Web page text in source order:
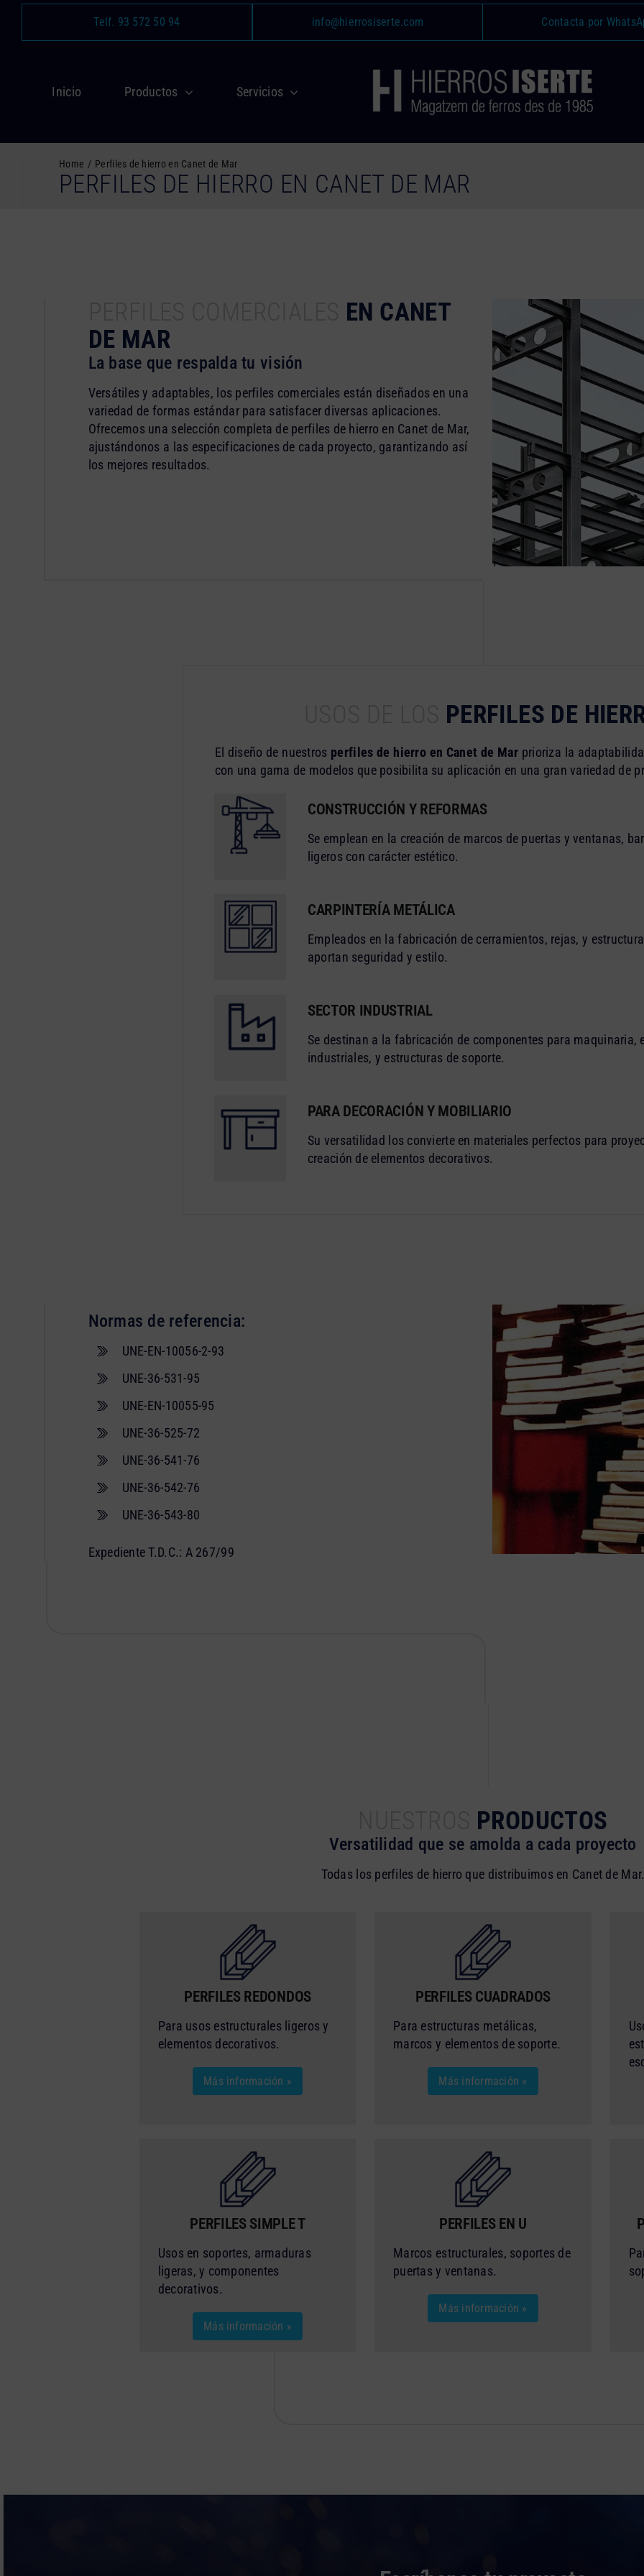
Saltar
contenido
Telf. 93 572 50 94 info@hierrosiserte.com Contacta por
Inicio Productos Servicios
Home Perfiles de hierro en Canet de Mar
PERFILES DE HIERRO EN CANET DE MAR
EN CANET
DE MAR
La base que respalda tu visión
Versátiles y adaptables, los perfiles comerciales están diseñados en una
variedad de formas estándar para satisfacer diversas aplicaciones.
Ofrecemos una selección completa de perfiles de hierro en Canet de Mar,
ajustándonos a las especificaciones de cada proyecto, garantizando así
los mejores resultados.
PERFILES DE
El diseño de nuestros perfiles de hierro en Canet de Mar prioriza la
con una gama de modelos que posibilita su aplicación en una gran variedad de
CONSTRUCCIÓN Y REFORMAS
Se emplean en la creación de marcos de puertas y ventanas,
ligeros con carácter estético.
CARPINTERÍA METÁLICA
Empleados en la fabricación de cerramientos, rejas, y
aportan seguridad y estilo.
SECTOR INDUSTRIAL
Se destinan a la fabricación de componentes para maquinaria,
industriales, y estructuras de soporte.
PARA DECORACIÓN Y MOBILIARIO
Su versatilidad los convierte en materiales perfectos para
creación de elementos decorativos.
Normas de referencia:
UNE-EN-10056-2-93
UNE-36-531-95
UNE-EN-10055-95
UNE-36-525-72
UNE-36-541-76
UNE-36-542-76
UNE-36-543-80
Expediente T.D.C.: A 267/99
PRODUCTOS
Versatilidad que se amolda a cada proyecto
Todas los perfiles de hierro que distribuimos en Canet de
PERFILES REDONDOS
Para usos estructurales ligeros y
elementos decorativos.
Más información »
PERFILES CUADRADOS
Para estructuras metálicas,
marcos y elementos de soporte.
Más información »
PERFILES SIMPLE T
Usos en soportes, armaduras
ligeras, y componentes
decorativos.
Más información »
PERFILES EN U
Marcos estructurales, soportes de
puertas y ventanas.
Más información »